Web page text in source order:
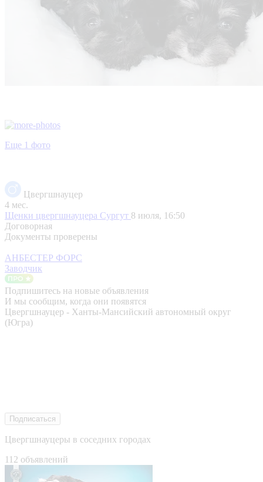
Еще 1 фото
Цвергшнауцер
4 мес.
Щенки цвергшнауцера Сургут 8 июля, 16:50
Договорная
Документы проверены
АНБЕСТЕР ФОРС
Заводчик
Подпишитесь на новые объявления
И мы сообщим, когда они появятся
Цвергшнауцер - Ханты-Мансийский автономный округ
(Югра)
Подписаться
Цвергшнауцеры в соседних городах
112 объявлений